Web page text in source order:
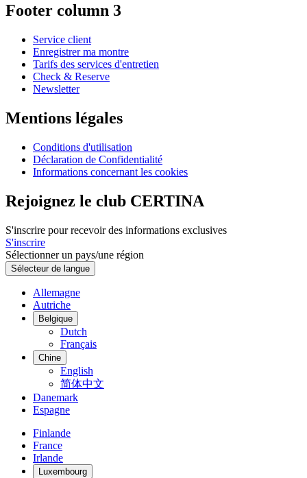
Footer column 3
Service client
Enregistrer ma montre
Tarifs des services d'entretien
Check & Reserve
Newsletter
Mentions légales
Conditions d'utilisation
Déclaration de Confidentialité
Informations concernant les cookies
Rejoignez le club CERTINA
S'inscrire pour recevoir des informations exclusives
S'inscrire
Sélectionner un pays/une région
Sélecteur de langue
Allemagne
Autriche
Belgique
Dutch
Français
Chine
English
简体中文
Danemark
Espagne
Finlande
France
Irlande
Luxembourg